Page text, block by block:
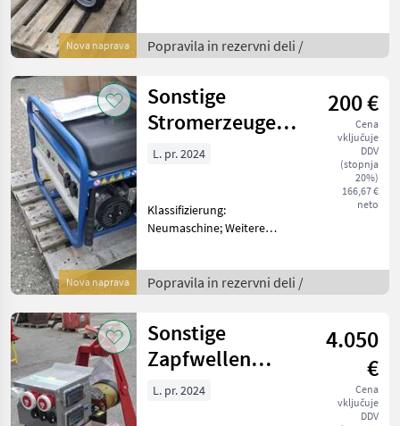
Nova naprava
6000BS Popravila in
rezervni deli Drugi
Popravila in rezervni deli /
Nova naprava
Sonstige
Stromerzeuger
Endress
200 €
Cena
vključuje
DDV
(stopnja
20%)
166,67 €
neto
L. pr. 2024
Klassifizierung:
Neumaschine; Weitere
3000BS Popravila in
rezervni deli Drugi
Popravila in rezervni deli /
Sonstige
Zapfwellen
Generator
4.050
€
Cena
vključuje
DDV
L. pr. 2024